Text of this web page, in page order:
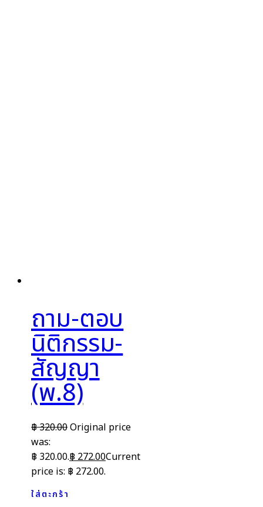
ถาม-ตอบ
นิติกรรม-
สัญญา
(พ.8)
฿320.00Original price
was:
฿ 320.00.฿ 272.00Current
price is: ฿ 272.00.
ใส่ตะกร้า